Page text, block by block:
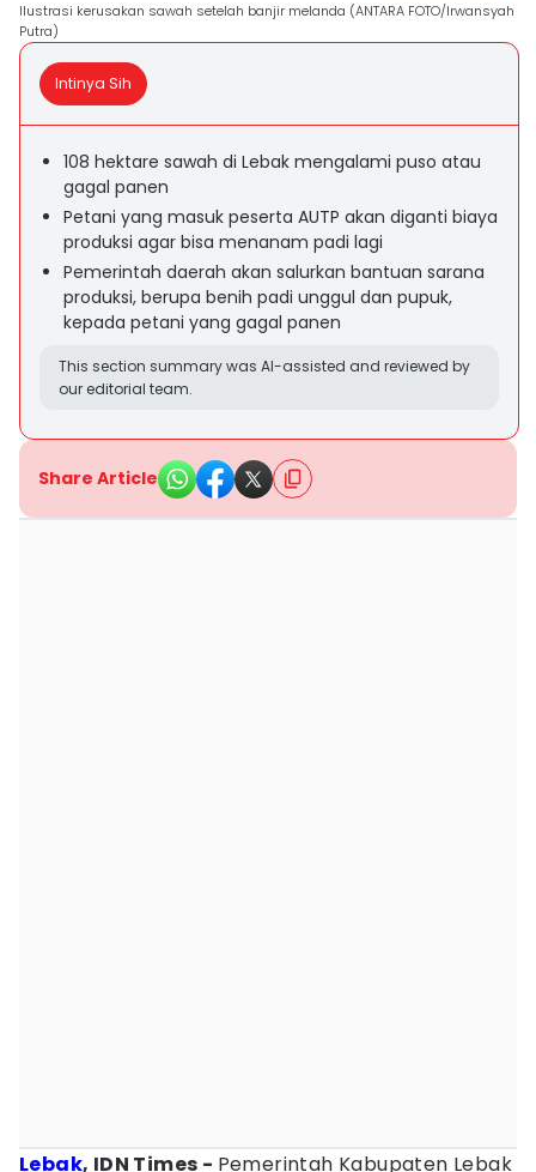
Ilustrasi kerusakan sawah setelah banjir melanda (ANTARA FOTO/Irwansyah
Putra)
Intinya Sih
108 hektare sawah di Lebak mengalami puso atau
gagal panen
Petani yang masuk peserta AUTP akan diganti biaya
produksi agar bisa menanam padi lagi
Pemerintah daerah akan salurkan bantuan sarana
produksi, berupa benih padi unggul dan pupuk,
kepada petani yang gagal panen
This section summary was AI-assisted and reviewed by
our editorial team.
Share Article
Lebak, IDN Times - Pemerintah Kabupaten Lebak